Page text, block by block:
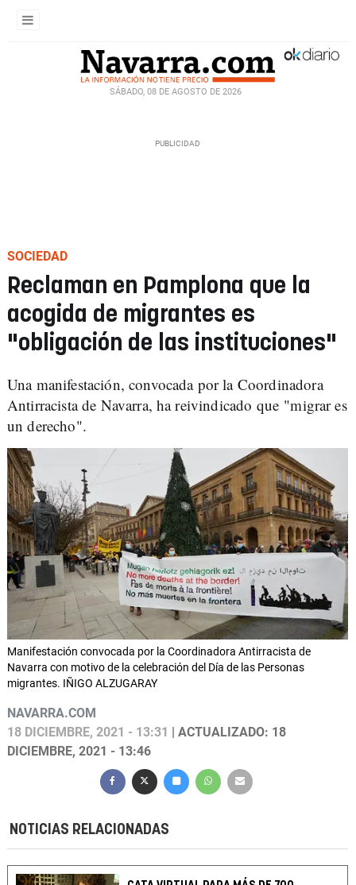
SÁBADO, 08 DE AGOSTO DE 2026
SOCIEDAD
Reclaman en Pamplona que la
acogida de migrantes es
"obligación de las instituciones"
Una manifestación, convocada por la Coordinadora
Antirracista de Navarra, ha reivindicado que "migrar es
un derecho".
Manifestación convocada por la Coordinadora Antirracista de
Navarra con motivo de la celebración del Día de las Personas
migrantes. IÑIGO ALZUGARAY
NAVARRA.COM
18 DICIEMBRE, 2021 - 13:31
| ACTUALIZADO: 18
DICIEMBRE, 2021 - 13:46
NOTICIAS RELACIONADAS